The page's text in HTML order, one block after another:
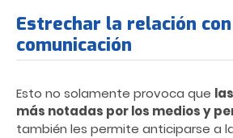
Estrechar la relación
comunicación
Esto no solamente provoca que
más notadas por los medios y
también les permite anticiparse a